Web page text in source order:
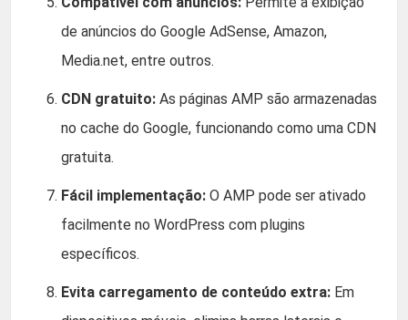
de anúncios do Google AdSense, Amazon,
Media.net, entre outros.
CDN gratuito: As páginas AMP são armazenadas
no cache do Google, funcionando como uma CDN
gratuita.
Fácil implementação: O AMP pode ser ativado
facilmente no WordPress com plugins
específicos.
Evita carregamento de conteúdo extra: Em